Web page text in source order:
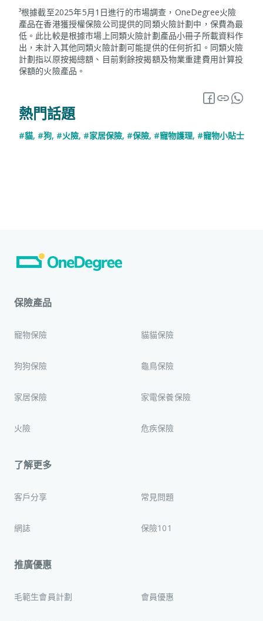
³根據截至2025年5月1日進行的市場調查，OneDegree火險
產品在香港獲授權保險公司提供的同類火險計劃中，保費為最
低。此比較是根據市場上同類火險計劃產品小冊子所載資料作
出，未計入其他同類火險計劃可能提供的任何折扣。同類火險
計劃指以原按揭總額、目前剩餘按揭額及物業重建費用計算投
保額的火險產品。
熱門話題
#貓, #狗, #火險, #家居保險, #保險, #寵物護理, #寵物小貼士
保險產品
寵物保險 貓貓保險
狗狗保險 龜鳥保險
家居保險 家電保養保險
火險 危疾保險
了解更多
客戶分享 常見問題
網誌 保險101
推廣優惠
毛範生會員計劃 會員優惠